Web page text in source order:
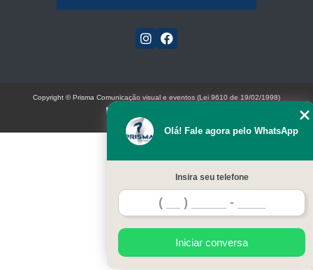
Olá! Fale agora pelo WhatsApp
Insira seu telefone
Iniciar conversa
Copyright © Prisma Comunicação visual e eventos (Lei 9610 de 19/02/1998)